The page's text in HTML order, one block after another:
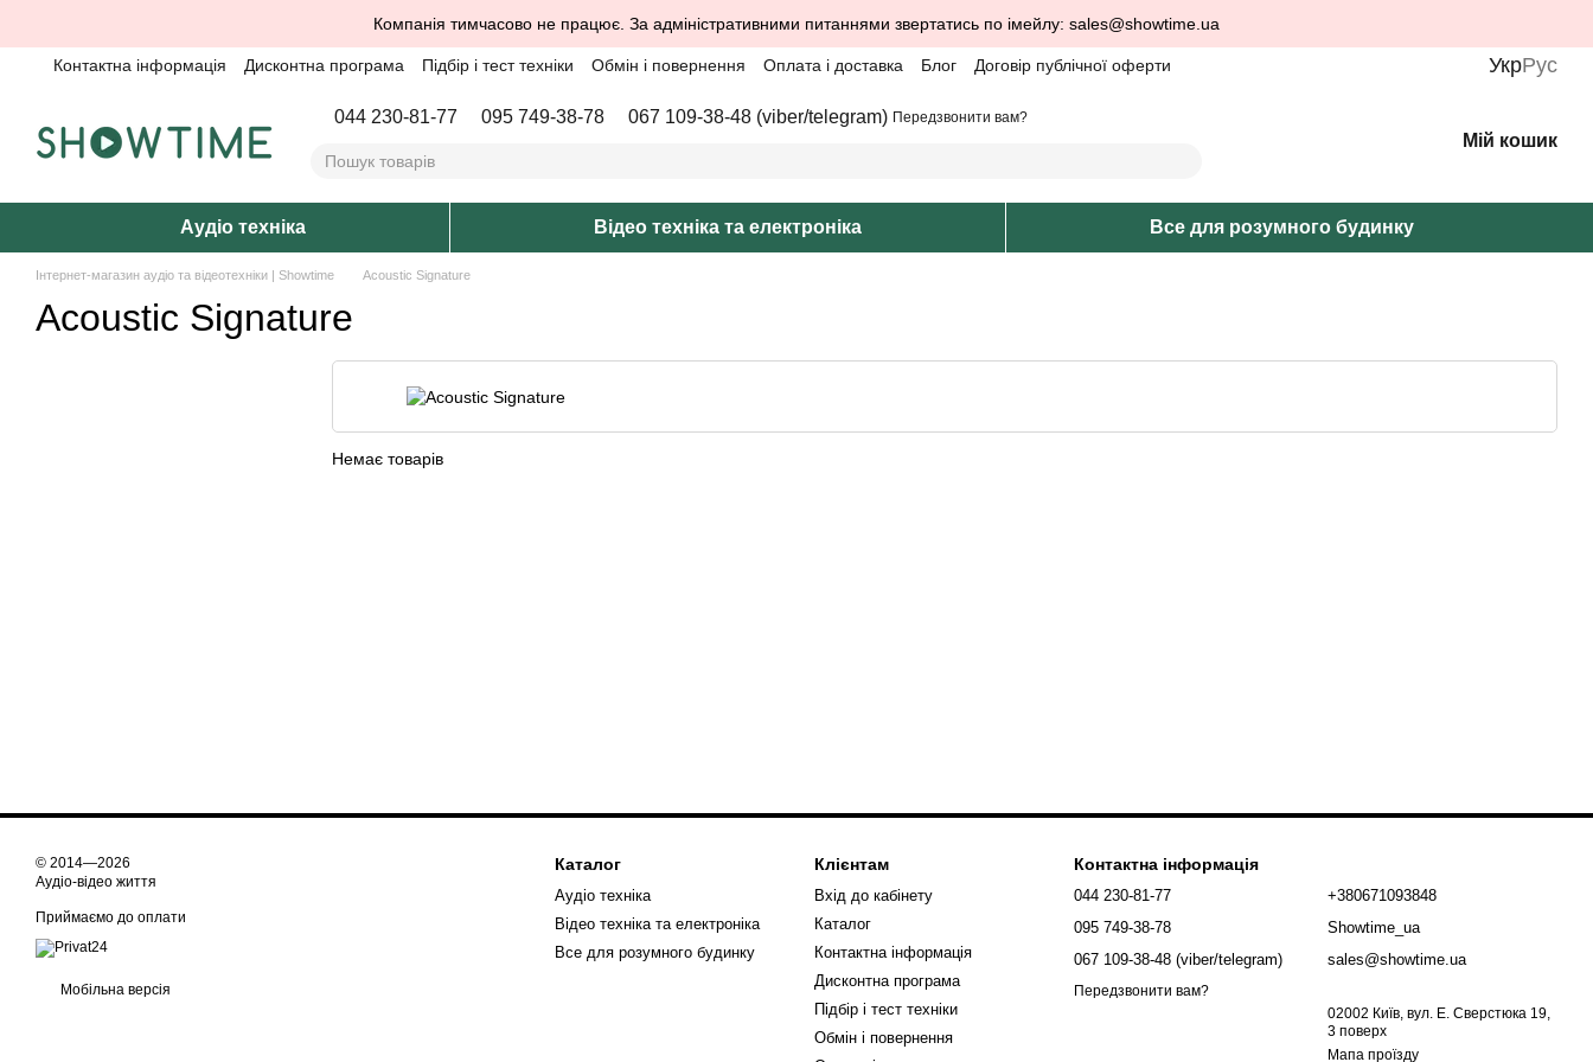
Компанія тимчасово не працює. За адміністративними питаннями звертатись по імейлу: sales@showtime.ua
Контактна інформація Дисконтна програма Підбір і тест техніки Обмін і повернення Оплата і доставка Блог Договір публічної оферти УкрРус
044 230-81-77 095 749-38-78 067 109-38-48 (viber/telegram) Передзвонити вам?
Мій кошик
Аудіо техніка Відео техніка та електроніка Все для розумного будинку
Інтернет-магазин аудіо та відеотехніки | Showtime Acoustic Signature
Acoustic Signature
Немає товарів
© 2014—2026
Аудіо-відео життя
Приймаємо до оплати
Мобільна версія
Каталог
Аудіо техніка
Відео техніка та електроніка
Все для розумного будинку
Клієнтам
Вхід до кабінету
Каталог
Контактна інформація
Дисконтна програма
Підбір і тест техніки
Обмін і повернення
Контактна інформація
044 230-81-77
095 749-38-78
067 109-38-48 (viber/telegram)
Передзвонити вам?
+380671093848
Showtime_ua
sales@showtime.ua
02002 Київ, вул. Е. Сверстюка 19,
3 поверх
Мапа проїзду